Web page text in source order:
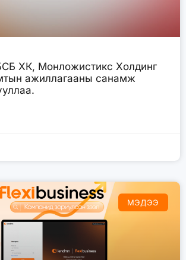
ХК, Монложистикс Холдинг
ажиллагааны санамж
МЭДЭЭ